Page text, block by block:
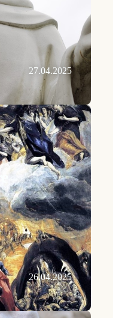
27.04.2025
26.04.2025